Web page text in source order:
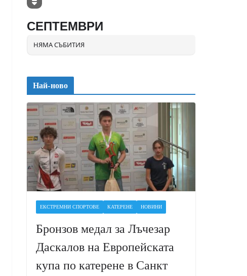
СЕПТЕМВРИ
НЯМА СЪБИТИЯ
Най-ново
ЕКСТРЕМНИ СПОРТОВЕ КАТЕРЕНЕ НОВИНИ
Бронзов медал за Лъчезар
Даскалов на Европейската
купа по катерене в Санкт